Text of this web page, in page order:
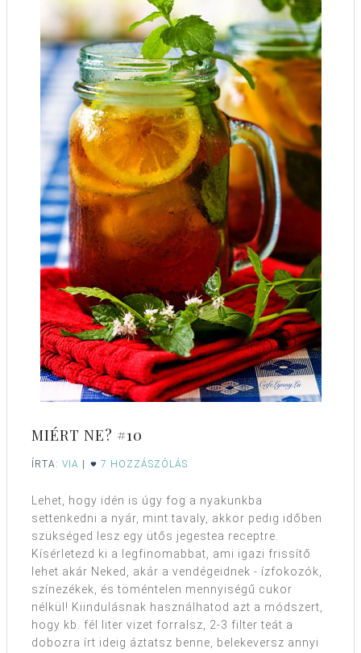
MIÉRT NE? #10
ÍRTA: VIA 7 HOZZÁSZÓLÁS
Lehet, hogy idén is úgy fog a nyakunkba
settenkedni a nyár, mint tavaly, akkor pedig időben
szükséged lesz egy ütős jegestea receptre.
Kísérletezd ki a legfinomabbat, ami igazi frissítő
lehet akár Neked, akár a vendégeidnek - ízfokozók,
színezékek, és töméntelen mennyiségű cukor
nélkül! Kiindulásnak használhatod azt a módszert,
hogy kb. fél liter vizet forralsz, 2-3 filter teát a
dobozra írt ideig áztatsz benne, belekeversz annyi